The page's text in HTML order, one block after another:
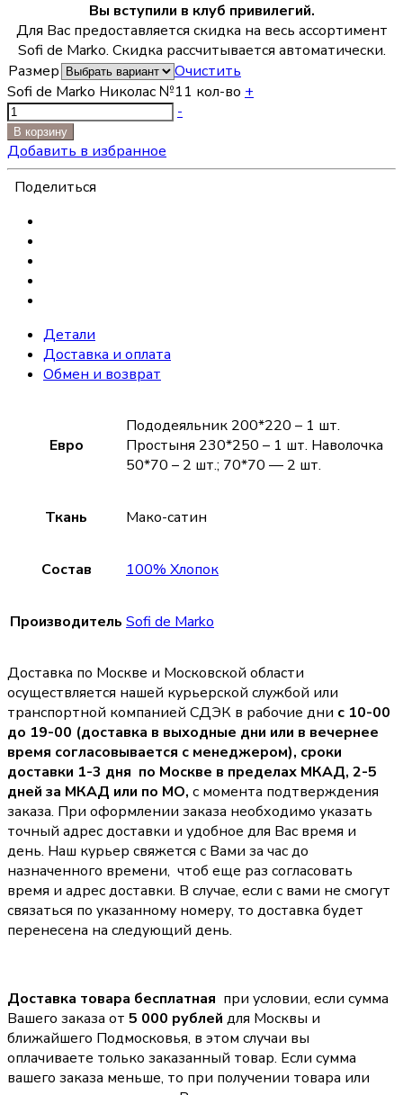
Вы вступили в клуб привилегий.
Для Вас предоставляется скидка на весь ассортимент
Sofi de Marko. Скидка рассчитывается автоматически.
Размер
Очистить
Sofi de Marko Николас №11 кол-во +
-
В корзину
Добавить в избранное
Поделиться
Детали
Доставка и оплата
Обмен и возврат
Евро
Пододеяльник 200*220 – 1 шт.
Простыня 230*250 – 1 шт. Наволочка
50*70 – 2 шт.; 70*70 — 2 шт.
Ткань Мако-сатин
Состав 100% Хлопок
Производитель Sofi de Marko
Доставка по Москве и Московской области
осуществляется нашей курьерской службой или
транспортной компанией СДЭК в рабочие дни с 10-00
до 19-00 (доставка в выходные дни или в вечернее
время согласовывается с менеджером), сроки
доставки 1-3 дня по Москве в пределах МКАД, 2-5
дней за МКАД или по МО, с момента подтверждения
заказа. При оформлении заказа необходимо указать
точный адрес доставки и удобное для Вас время и
день. Наш курьер свяжется с Вами за час до
назначенного времени, чтоб еще раз согласовать
время и адрес доставки. В случае, если с вами не смогут
связаться по указанному номеру, то доставка будет
перенесена на следующий день.
Доставка товара бесплатная при условии, если сумма
Вашего заказа от 5 000 рублей для Москвы и
ближайшего Подмосковья, в этом случаи вы
оплачиваете только заказанный товар. Если сумма
вашего заказа меньше, то при получении товара или